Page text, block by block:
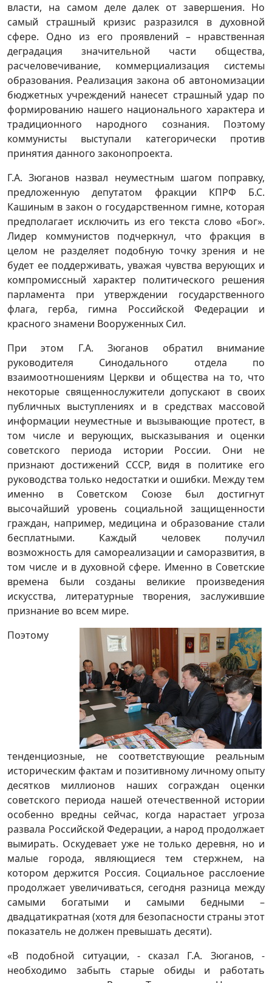
власти, на самом деле далек от завершения. Но
самый страшный кризис разразился в духовной
сфере. Одно из его проявлений – нравственная
деградация значительной части общества,
расчеловечивание, коммерциализация системы
образования. Реализация закона об автономизации
бюджетных учреждений нанесет страшный удар по
формированию нашего национального характера и
традиционного народного сознания. Поэтому
коммунисты выступали категорически против
принятия данного законопроекта.
Г.А. Зюганов назвал неуместным шагом поправку,
предложенную депутатом фракции КПРФ Б.С.
Кашиным в закон о государственном гимне, которая
предполагает исключить из его текста слово «Бог».
Лидер коммунистов подчеркнул, что фракция в
целом не разделяет подобную точку зрения и не
будет ее поддерживать, уважая чувства верующих и
компромиссный характер политического решения
парламента при утверждении государственного
флага, герба, гимна Российской Федерации и
красного знамени Вооруженных Сил.
При этом Г.А. Зюганов обратил внимание
руководителя Синодального отдела по
взаимоотношениям Церкви и общества на то, что
некоторые священнослужители допускают в своих
публичных выступлениях и в средствах массовой
информации неуместные и вызывающие протест, в
том числе и верующих, высказывания и оценки
советского периода истории России. Они не
признают достижений СССР, видя в политике его
руководства только недостатки и ошибки. Между тем
именно в Советском Союзе был достигнут
высочайший уровень социальной защищенности
граждан, например, медицина и образование стали
бесплатными. Каждый человек получил
возможность для самореализации и саморазвития, в
том числе и в духовной сфере. Именно в Советские
времена были созданы великие произведения
искусства, литературные творения, заслужившие
признание во всем мире.
Поэтому
тенденциозные, не соответствующие реальным
историческим фактам и позитивному личному опыту
десятков миллионов наших сограждан оценки
советского периода нашей отечественной истории
особенно вредны сейчас, когда нарастает угроза
развала Российской Федерации, а народ продолжает
вымирать. Оскудевает уже не только деревня, но и
малые города, являющиеся тем стержнем, на
котором держится Россия. Социальное расслоение
продолжает увеличиваться, сегодня разница между
самыми богатыми и самыми бедными –
двадцатикратная (хотя для безопасности страны этот
показатель не должен превышать десяти).
«В подобной ситуации, - сказал Г.А. Зюганов, -
необходимо забыть старые обиды и работать